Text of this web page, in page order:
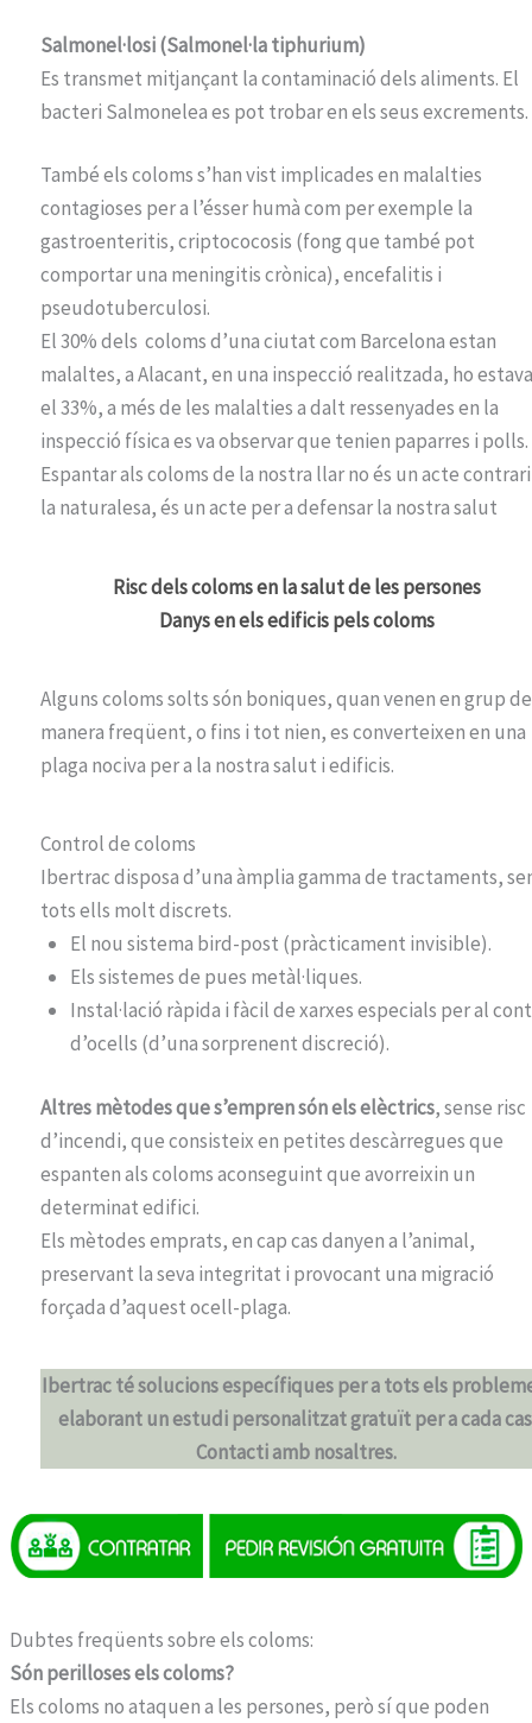
Salmonel·losi (Salmonel·la tiphurium)
Es transmet mitjançant la contaminació dels aliments. El
bacteri Salmonelea es pot trobar en els seus excrements.
També els coloms s’han vist implicades en malalties
contagioses per a l’ésser humà com per exemple la
gastroenteritis, criptococosis (fong que també pot
comportar una meningitis crònica), encefalitis i
pseudotuberculosi.
El 30% dels coloms d’una ciutat com Barcelona estan
malaltes, a Alacant, en una inspecció realitzada, ho estava
el 33%, a més de les malalties a dalt ressenyades en la
inspecció física es va observar que tenien paparres i polls.
Espantar als coloms de la nostra llar no és un acte
la naturalesa, és un acte per a defensar la nostra salut
Risc dels coloms en la salut de les persones
Danys en els edificis pels coloms
Alguns coloms solts són boniques, quan venen en grup de
manera freqüent, o fins i tot nien, es converteixen en una
plaga nociva per a la nostra salut i edificis.
Control de coloms
Ibertrac disposa d’una àmplia gamma de tractaments,
tots ells molt discrets.
El nou sistema bird-post (pràcticament invisible).
Els sistemes de pues metàl·liques.
Instal·lació ràpida i fàcil de xarxes especials per al
d’ocells (d’una sorprenent discreció).
Altres mètodes que s’empren són els elèctrics, sense risc
d’incendi, que consisteix en petites descàrregues que
espanten als coloms aconseguint que avorreixin un
determinat edifici.
Els mètodes emprats, en cap cas danyen a l’animal,
preservant la seva integritat i provocant una migració
forçada d’aquest ocell-plaga.
Ibertrac té solucions específiques per a tots els
elaborant un estudi personalitzat gratuït per a cada
Contacti amb nosaltres.
Dubtes freqüents sobre els coloms:
Són perilloses els coloms?
Els coloms no ataquen a les persones, però sí que poden